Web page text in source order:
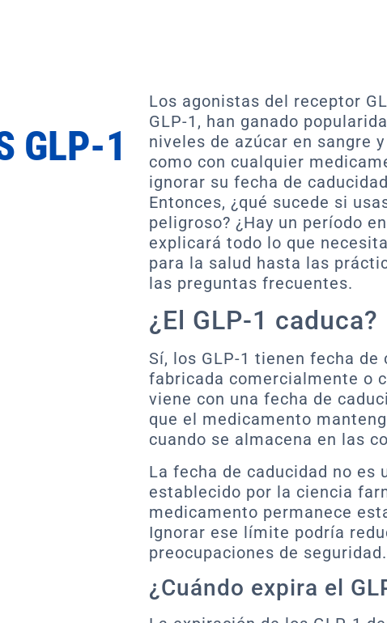
GLP-1
Los agonistas del receptor
GLP-1, han ganado
niveles de azúcar en sangre
como con cualquier
ignorar su fecha de
Entonces, ¿qué sucede si
peligroso? ¿Hay un período
explicará todo lo que
para la salud hasta las
las preguntas frecuentes.
¿El GLP-1 caduca?
Sí, los GLP-1 tienen fecha de
fabricada comercialmente o
viene con una fecha de
que el medicamento
cuando se almacena en las
La fecha de caducidad no es
establecido por la ciencia
medicamento permanece
Ignorar ese límite podría
preocupaciones de seguridad.
¿Cuándo expira el